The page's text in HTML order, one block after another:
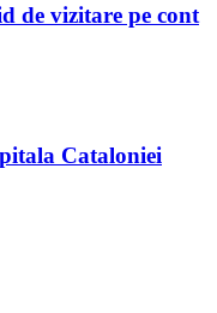
de vizitare pe cont
Cataloniei